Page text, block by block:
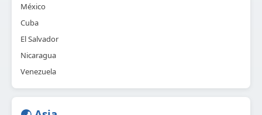
México
Cuba
El Salvador
Nicaragua
Venezuela